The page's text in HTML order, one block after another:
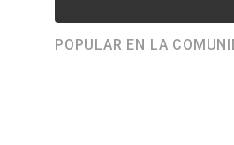
POPULAR EN LA